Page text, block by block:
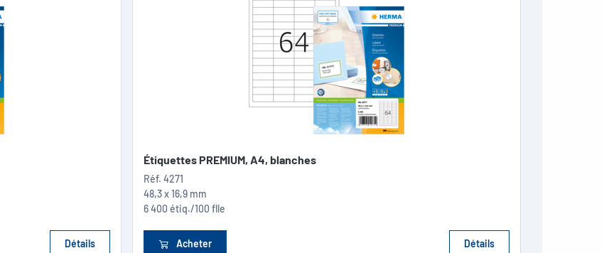
Détails
Étiquettes PREMIUM, A4, blanches
Réf. 4271
48,3 x 16,9 mm
6 400 étiq./100 flle
Acheter Détails